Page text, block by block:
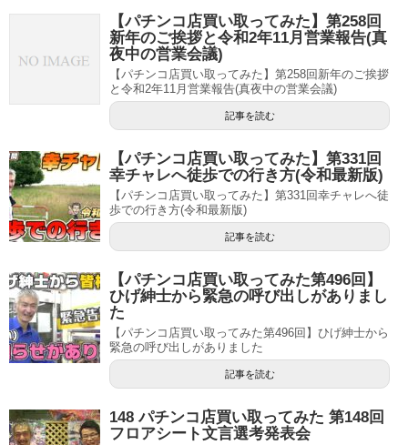
【パチンコ店買い取ってみた】第258回
新年のご挨拶と令和2年11月営業報告(真
夜中の営業会議)
【パチンコ店買い取ってみた】第258回新年のご挨拶
と令和2年11月営業報告(真夜中の営業会議)
記事を読む
【パチンコ店買い取ってみた】第331回
幸チャレへ徒歩での行き方(令和最新版)
【パチンコ店買い取ってみた】第331回幸チャレへ徒
歩での行き方(令和最新版)
記事を読む
【パチンコ店買い取ってみた第496回】
ひげ紳士から緊急の呼び出しがありまし
た
【パチンコ店買い取ってみた第496回】ひげ紳士から
緊急の呼び出しがありました
記事を読む
148 パチンコ店買い取ってみた 第148回
フロアシート文言選考発表会